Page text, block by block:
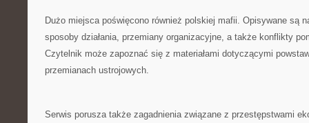
Dużo miejsca poświęcono również polskiej mafii. Opisywane są
sposoby działania, przemiany organizacyjne, a także konflikty
Czytelnik może zapoznać się z materiałami dotyczącymi
przemianach ustrojowych.
Serwis porusza także zagadnienia związane z przestępstwami